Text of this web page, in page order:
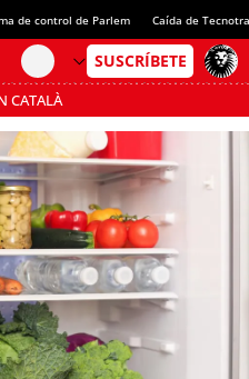
de control de Parlem Caída de
CATALÀ